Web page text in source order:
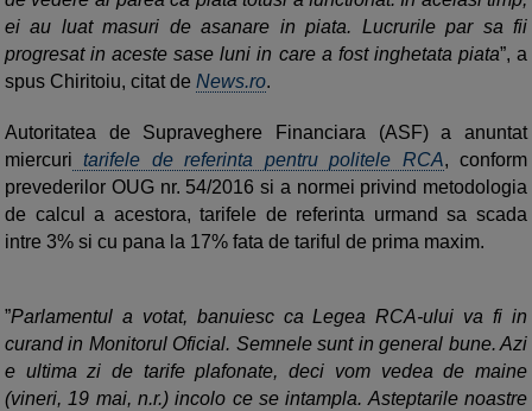
ei au luat masuri de asanare in piata. Lucrurile par sa fii
progresat in aceste sase luni in care a fost inghetata piata”, a
spus Chiritoiu, citat de News.ro.
Autoritatea de Supraveghere Financiara (ASF) a anuntat
miercuri tarifele de referinta pentru politele RCA, conform
prevederilor OUG nr. 54/2016 si a normei privind metodologia
de calcul a acestora, tarifele de referinta urmand sa scada
intre 3% si cu pana la 17% fata de tariful de prima maxim.
”Parlamentul a votat, banuiesc ca Legea RCA-ului va fi in
curand in Monitorul Oficial. Semnele sunt in general bune. Azi
e ultima zi de tarife plafonate, deci vom vedea de maine
(vineri, 19 mai, n.r.) incolo ce se intampla. Asteptarile noastre